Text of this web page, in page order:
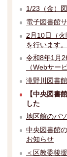
1/23（金）
電子図書館
2月10日（
を行います
令和8年1月
（Webサー
滝野川図書
【中央図書
した
地区館のパ
中央図書館
お知らせ
＜区教委後